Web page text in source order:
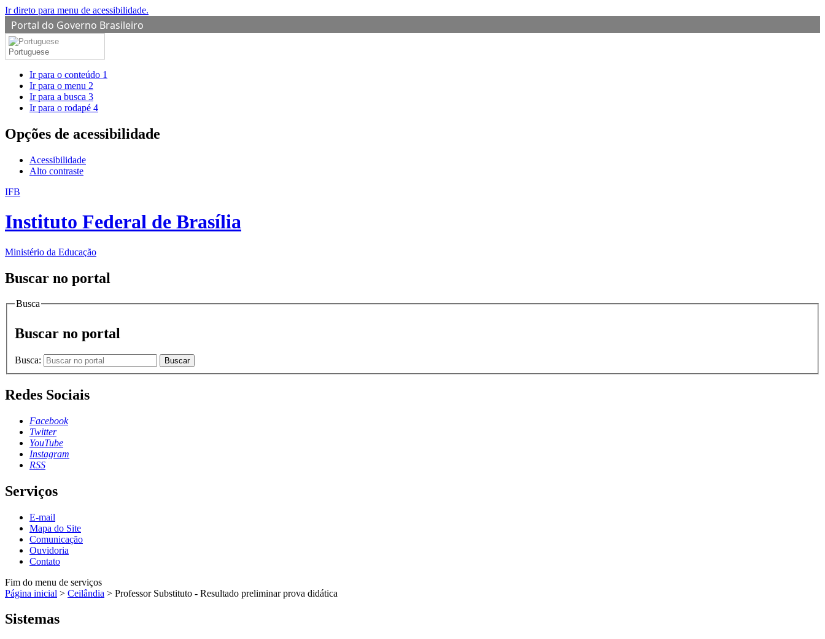
Ir direto para menu de acessibilidade.
Portal do Governo Brasileiro
Portuguese
Ir para o conteúdo 1
Ir para o menu 2
Ir para a busca 3
Ir para o rodapé 4
Opções de acessibilidade
Acessibilidade
Alto contraste
IFB
Instituto Federal de Brasília
Ministério da Educação
Buscar no portal
Busca
Buscar no portal
Busca: Buscar
Redes Sociais
Facebook
Twitter
YouTube
Instagram
RSS
Serviços
E-mail
Mapa do Site
Comunicação
Ouvidoria
Contato
Fim do menu de serviços
Página inicial > Ceilândia > Professor Substituto - Resultado preliminar prova didática
Sistemas